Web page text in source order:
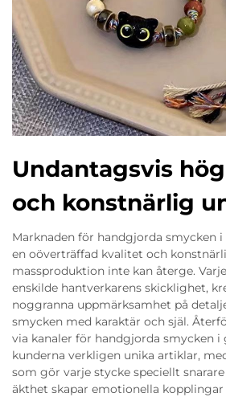
Undantagsvis
och konstnärlig
Marknaden för handgjorda smycken
en oöverträffad kvalitet och
massproduktion inte kan återge.
enskilde hantverkarens skicklighet,
noggranna uppmärksamhet på
smycken med karaktär och själ.
via kanaler för handgjorda smycken i
kunderna verkligen unika artiklar,
som gör varje stycke speciellt
äkthet skapar emotionella